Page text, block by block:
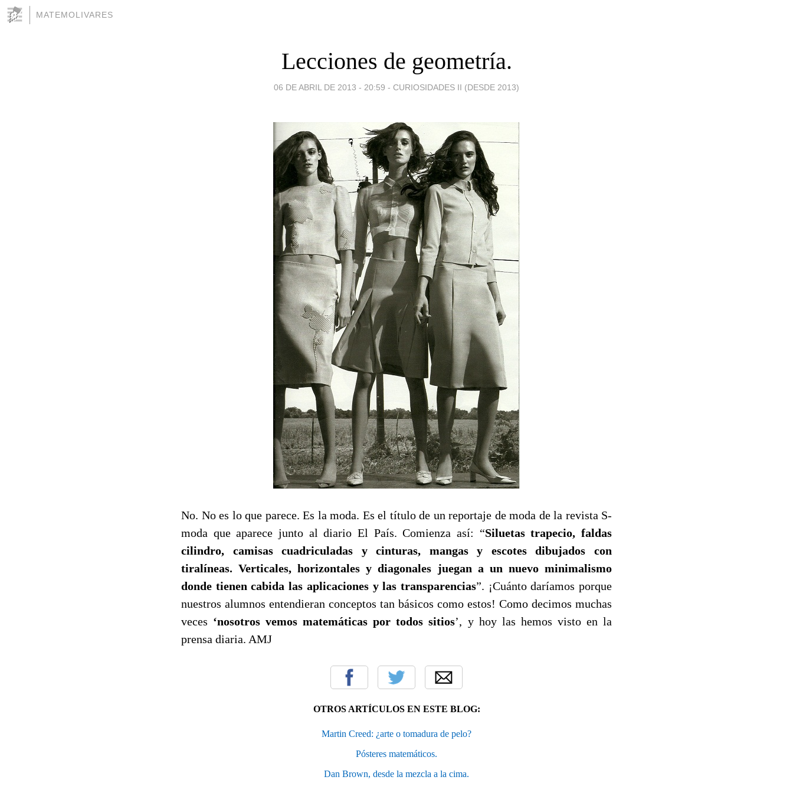
MATEMOLIVARES
Lecciones de geometría.
06 DE ABRIL DE 2013 - 20:59 - CURIOSIDADES II (DESDE 2013)
No. No es lo que parece. Es la moda. Es el título de un reportaje de moda de la revista S-
moda que aparece junto al diario El País. Comienza así: “Siluetas trapecio, faldas
cilindro, camisas cuadriculadas y cinturas, mangas y escotes dibujados con
tiralíneas. Verticales, horizontales y diagonales juegan a un nuevo minimalismo
donde tienen cabida las aplicaciones y las transparencias”. ¡Cuánto daríamos porque
nuestros alumnos entendieran conceptos tan básicos como estos! Como decimos muchas
veces ‘nosotros vemos matemáticas por todos sitios’, y hoy las hemos visto en la
prensa diaria. AMJ
OTROS ARTÍCULOS EN ESTE BLOG:
Martin Creed: ¿arte o tomadura de pelo?
Pósteres matemáticos.
Dan Brown, desde la mezcla a la cima.